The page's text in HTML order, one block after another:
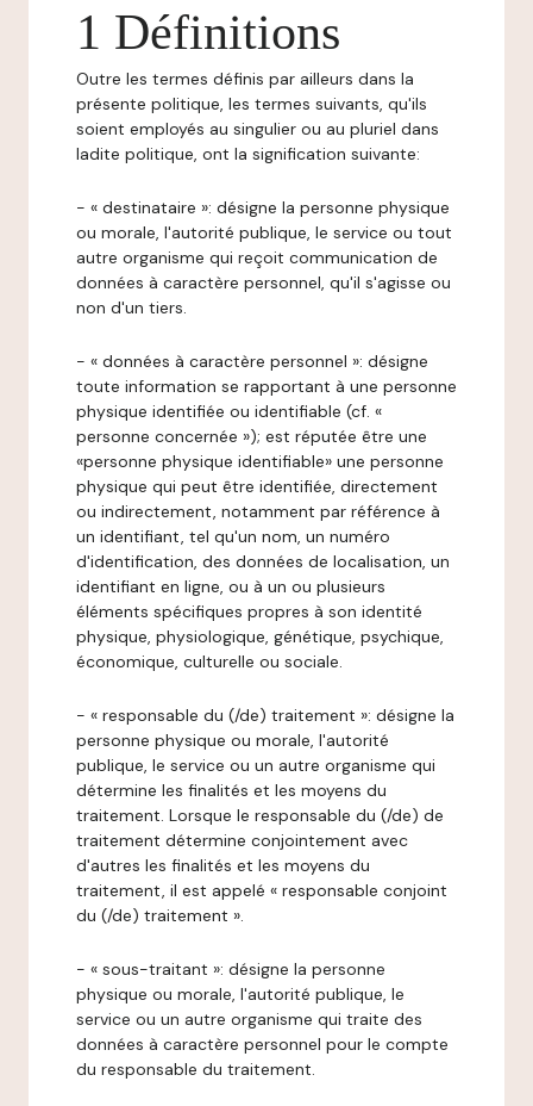
1 Définitions
Outre les termes définis par ailleurs dans la
présente politique, les termes suivants, qu'ils
soient employés au singulier ou au pluriel dans
ladite politique, ont la signification suivante:
- « destinataire »: désigne la personne physique
ou morale, l'autorité publique, le service ou tout
autre organisme qui reçoit communication de
données à caractère personnel, qu'il s'agisse ou
non d'un tiers.
- « données à caractère personnel »: désigne
toute information se rapportant à une personne
physique identifiée ou identifiable (cf. «
personne concernée »); est réputée être une
«personne physique identifiable» une personne
physique qui peut être identifiée, directement
ou indirectement, notamment par référence à
un identifiant, tel qu'un nom, un numéro
d'identification, des données de localisation, un
identifiant en ligne, ou à un ou plusieurs
éléments spécifiques propres à son identité
physique, physiologique, génétique, psychique,
économique, culturelle ou sociale.
- « responsable du (/de) traitement »: désigne la
personne physique ou morale, l'autorité
publique, le service ou un autre organisme qui
détermine les finalités et les moyens du
traitement. Lorsque le responsable du (/de) de
traitement détermine conjointement avec
d'autres les finalités et les moyens du
traitement, il est appelé « responsable conjoint
du (/de) traitement ».
- « sous-traitant »: désigne la personne
physique ou morale, l'autorité publique, le
service ou un autre organisme qui traite des
données à caractère personnel pour le compte
du responsable du traitement.